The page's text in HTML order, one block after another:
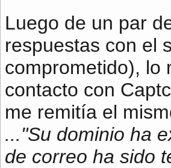
Luego de un par
respuestas con el
comprometido), lo
contacto con
me remitía el
..."Su dominio ha
de correo ha sido